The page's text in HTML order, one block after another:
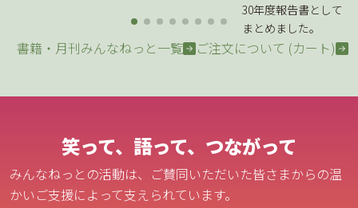
30年度報告書として
まとめました。
書籍・月刊みんなねっと一覧 ご注文について (カート)
笑って、語って、つながって
みんなねっとの活動は、ご賛同いただいた皆さまからの温
かいご支援によって支えられています。